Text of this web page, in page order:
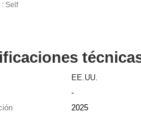
: Self
EE.UU.
-
2025